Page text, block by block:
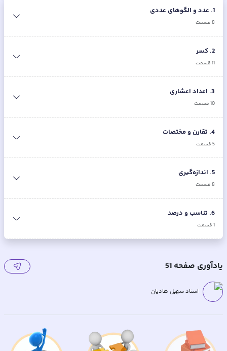
1
. عدد و الگوهای عددی
8قسمت
2
. کسر
11قسمت
3
. اعداد اعشاری
10قسمت
4
. تقارن و مختصات
5قسمت
5
. اندازه‌گیری
8قسمت
6
. تناسب و درصد
1قسمت
یادآوری صفحه 51
استاد سهیل هادیان